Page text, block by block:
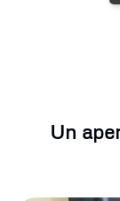
Un